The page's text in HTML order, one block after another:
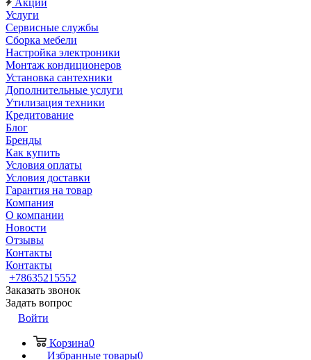
Акции
Услуги
Сервисные службы
Сборка мебели
Настройка электроники
Монтаж кондиционеров
Установка сантехники
Дополнительные услуги
Утилизация техники
Кредитование
Блог
Бренды
Как купить
Условия оплаты
Условия доставки
Гарантия на товар
Компания
О компании
Новости
Отзывы
Контакты
Контакты
+78635215552
Заказать звонок
Задать вопрос
Войти
Корзина0
Избранные товары0